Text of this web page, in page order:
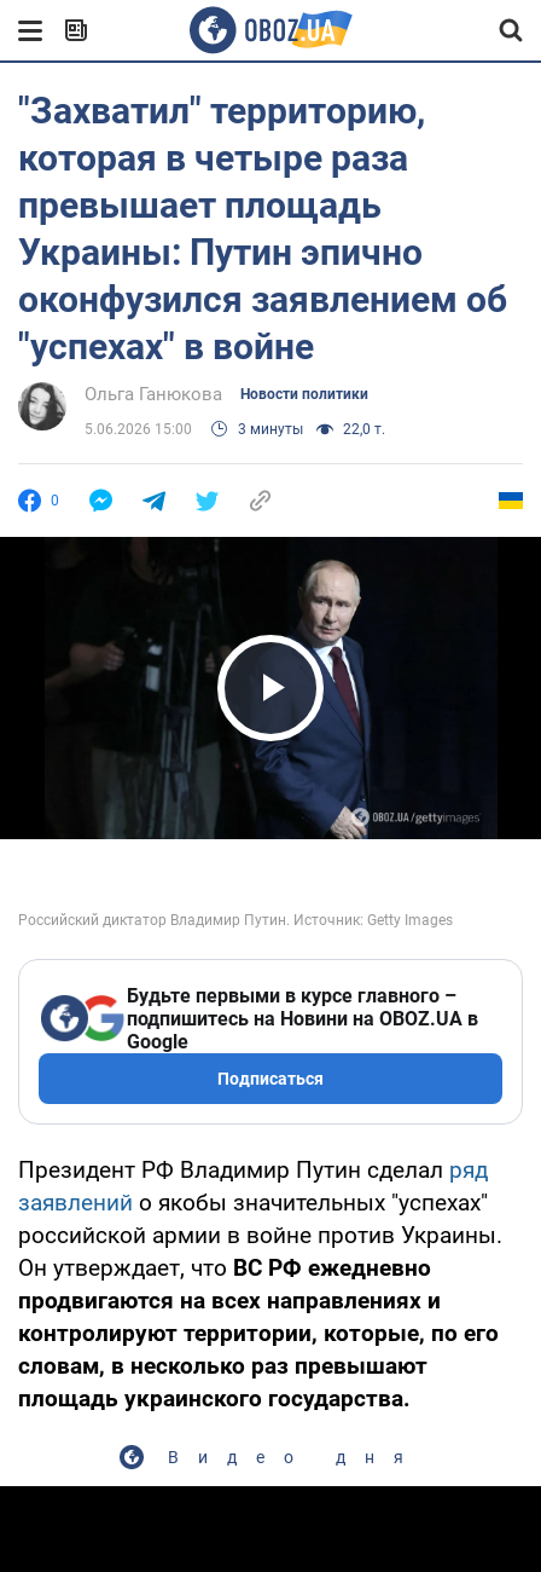
"Захватил" территорию,
которая в четыре раза
превышает площадь
Украины: Путин эпично
оконфузился заявлением об
"успехах" в войне
Ольга Ганюкова Новости политики
5.06.2026 15:00 3 минуты 22,0 т.
0
Play Video
Будьте первыми в курсе главного –
подпишитесь на Новини на OBOZ.UA в
Google
Подписаться
Президент РФ Владимир Путин сделал ряд
заявлений о якобы значительных "успехах"
российской армии в войне против Украины.
Он утверждает, что ВС РФ ежедневно
продвигаются на всех направлениях и
контролируют территории, которые, по его
словам, в несколько раз превышают
площадь украинского государства.
Видео дня